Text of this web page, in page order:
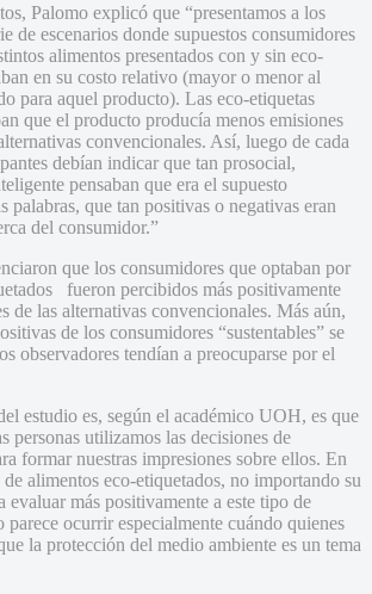
Palomo explicó que “presentamos a los
de escenarios donde supuestos consumidores
alimentos presentados con y sin eco-
en su costo relativo (mayor o menor al
para aquel producto). Las eco-etiquetas
que el producto producía menos emisiones
convencionales. Así, luego de cada
debían indicar que tan prosocial,
pensaban que era el supuesto
palabras, que tan positivas o negativas eran
del consumidor.”
que los consumidores que optaban por
fueron percibidos más positivamente
de las alternativas convencionales. Más aún,
de los consumidores “sustentables” se
observadores tendían a preocuparse por el
estudio es, según el académico UOH, es que
personas utilizamos las decisiones de
formar nuestras impresiones sobre ellos. En
alimentos eco-etiquetados, no importando su
evaluar más positivamente a este tipo de
parece ocurrir especialmente cuándo quienes
la protección del medio ambiente es un tema